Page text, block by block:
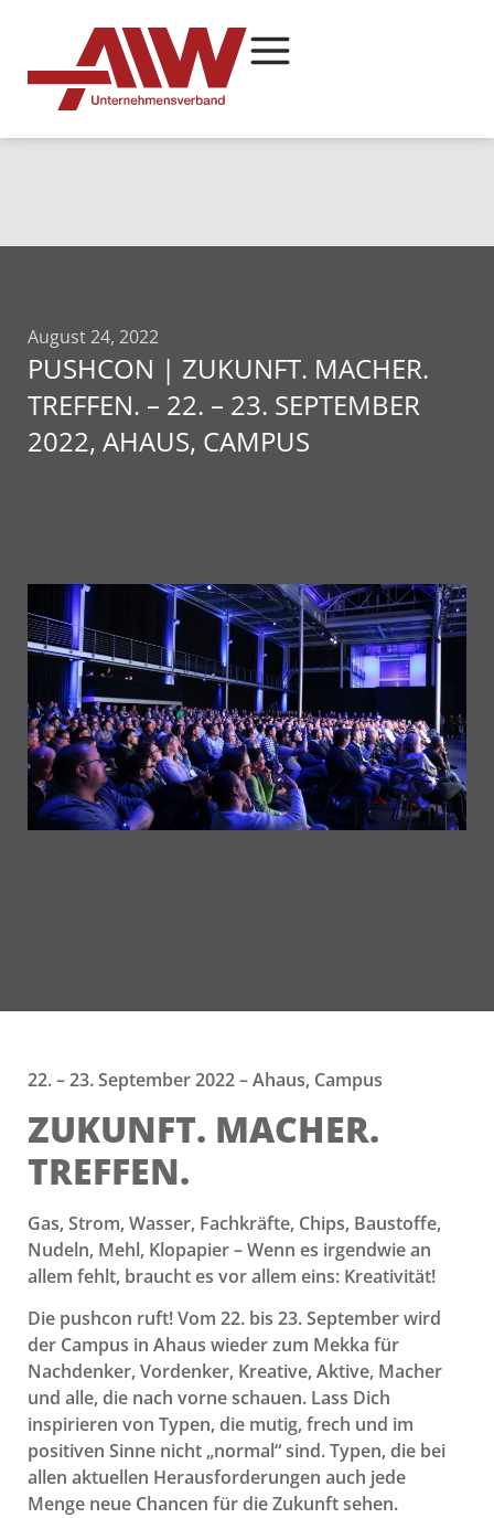
August 24, 2022
PUSHCON | ZUKUNFT. MACHER.
TREFFEN. – 22. – 23. SEPTEMBER
2022, AHAUS, CAMPUS
22. – 23. September 2022 – Ahaus, Campus
ZUKUNFT. MACHER.
TREFFEN.
Gas, Strom, Wasser, Fachkräfte, Chips, Baustoffe,
Nudeln, Mehl, Klopapier – Wenn es irgendwie an
allem fehlt, braucht es vor allem eins: Kreativität!
Die pushcon ruft! Vom 22. bis 23. September wird
der Campus in Ahaus wieder zum Mekka für
Nachdenker, Vordenker, Kreative, Aktive, Macher
und alle, die nach vorne schauen. Lass Dich
inspirieren von Typen, die mutig, frech und im
positiven Sinne nicht „normal“ sind. Typen, die bei
allen aktuellen Herausforderungen auch jede
Menge neue Chancen für die Zukunft sehen.